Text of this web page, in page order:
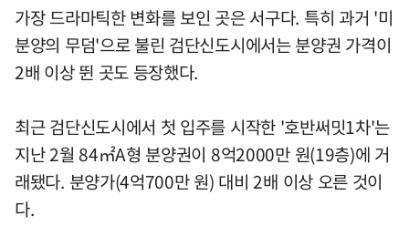
가장 드라마틱한 변화를 보인 곳은 서구다. 특히 과거 '미
분양의 무덤'으로 불린 검단신도시에서는 분양권 가격이
2배 이상 뛴 곳도 등장했다.
최근 검단신도시에서 첫 입주를 시작한 '호반써밋1차'는
지난 2월 84㎡A형 분양권이 8억2000만 원(19층)에 거
래됐다. 분양가(4억700만 원) 대비 2배 이상 오른 것이
다.